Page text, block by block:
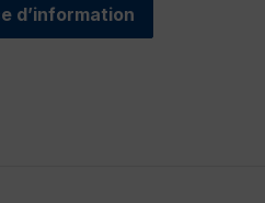
d’information